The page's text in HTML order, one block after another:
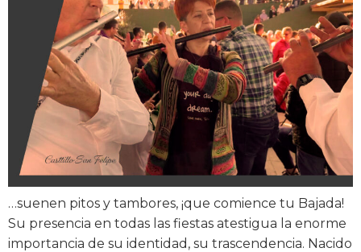
…suenen pitos y tambores, ¡que comience tu Bajada!
Su presencia en todas las fiestas atestigua la enorme
importancia de su identidad, su trascendencia. Nacido